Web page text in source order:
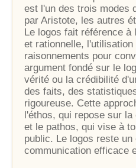
est l'un des trois modes
par Aristote, les autres
Le logos fait référence à
et rationnelle,
raisonnements pour
argument fondé sur le
vérité ou la crédibilité
des faits, des
rigoureuse. Cette
l'éthos, qui repose sur
et le pathos, qui vise à
public. Le logos reste
communication efficace